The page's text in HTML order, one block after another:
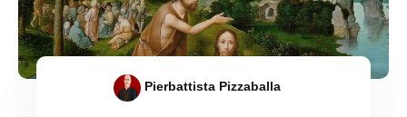
Pierbattista Pizzaballa